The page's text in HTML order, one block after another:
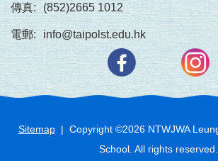
傳真: (852)2665 1012
電郵: info@taipolst.edu.hk
Sitemap| Copyright ©2026NTWJWA
School. All rights reserved.